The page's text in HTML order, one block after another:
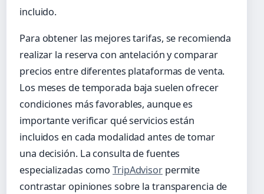
incluido.
Para obtener las mejores tarifas, se recomienda
realizar la reserva con antelación y comparar
precios entre diferentes plataformas de venta.
Los meses de temporada baja suelen ofrecer
condiciones más favorables, aunque es
importante verificar qué servicios están
incluidos en cada modalidad antes de tomar
una decisión. La consulta de fuentes
especializadas como TripAdvisorpermite
contrastar opiniones sobre la transparencia de